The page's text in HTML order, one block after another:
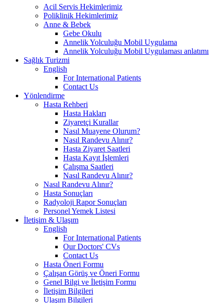
Acil Servis Hekimlerimiz
Poliklinik Hekimlerimiz
Anne & Bebek
Gebe Okulu
Annelik Yolculuğu Mobil Uygulama
Annelik Yolculuğu Mobil Uygulaması anlatımı
Sağlık Turizmi
English
For International Patients
Contact Us
Yönlendirme
Hasta Rehberi
Hasta Hakları
Ziyaretçi Kurallar
Nasıl Muayene Olurum?
Nasıl Randevu Alınır?
Hasta Ziyaret Saatleri
Hasta Kayıt İşlemleri
Çalışma Saatleri
Nasıl Randevu Alınır?
Nasıl Randevu Alınır?
Hasta Sonuçları
Radyoloji Rapor Sonuçları
Personel Yemek Listesi
İletişim & Ulaşım
English
For International Patients
Our Doctors' CVs
Contact Us
Hasta Öneri Formu
Çalışan Görüş ve Öneri Formu
Genel Bilgi ve İletişim Formu
İletişim Bilgileri
Ulaşım Bilgileri